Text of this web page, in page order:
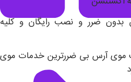
بدون ضرر و نصب رایگان و کلیه
موی آرس بی ضررترین خدمات موی